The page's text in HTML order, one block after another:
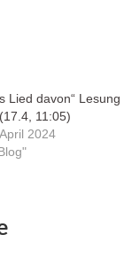
Lied davon“ Lesung
11:05)
2024